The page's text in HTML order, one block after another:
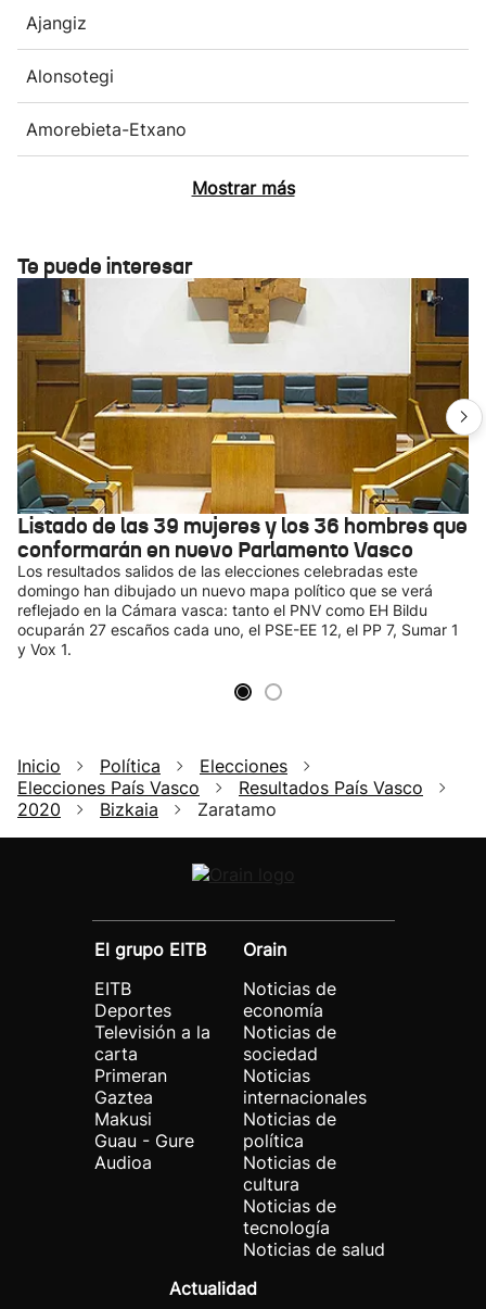
Ajangiz
Alonsotegi
Amorebieta-Etxano
Mostrar más
Te puede interesar
Listado de las 39 mujeres y los 36 hombres que
conformarán en nuevo Parlamento Vasco
Los resultados salidos de las elecciones celebradas este
domingo han dibujado un nuevo mapa político que se verá
reflejado en la Cámara vasca: tanto el PNV como EH Bildu
ocuparán 27 escaños cada uno, el PSE-EE 12, el PP 7, Sumar 1
y Vox 1.
Inicio Política
Elecciones
Elecciones País Vasco
Resultados País Vasco
2020
Bizkaia Zaratamo
El grupo EITB
EITB
Deportes
Televisión a la
carta
Primeran
Gaztea
Makusi
Guau - Gure
Audioa
Orain
Noticias de
economía
Noticias de
sociedad
Noticias
internacionales
Noticias de
política
Noticias de
cultura
Noticias de
tecnología
Noticias de salud
Actualidad